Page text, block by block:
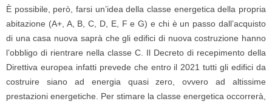
È possibile, però, farsi un’idea della classe energetica della propria
abitazione (A+, A, B, C, D, E, F e G) e chi è un passo dall’acquisto
di una casa nuova saprà che gli edifici di nuova costruzione hanno
l’obbligo di rientrare nella classe C. Il Decreto di recepimento della
Direttiva europea infatti prevede che entro il 2021 tutti gli edifici da
costruire siano ad energia quasi zero, ovvero ad altissime
prestazioni energetiche. Per stimare la classe energetica occorrerà,